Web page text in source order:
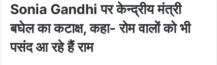
Sonia Gandhi पर केन्द्रीय मंत्री
बघेल का कटाक्ष, कहा- रोम वालों को भी
पसंद आ रहे हैं राम